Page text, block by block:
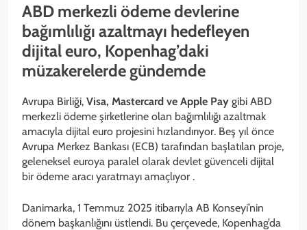
ABD merkezli ödeme devlerine
bağımlılığı azaltmayı hedefleyen
dijital euro, Kopenhag’daki
müzakerelerde gündemde
Avrupa Birliği, Visa, Mastercard ve Apple Pay gibi ABD
merkezli ödeme şirketlerine olan bağımlılığı azaltmak
amacıyla dijital euro projesini hızlandırıyor. Beş yıl önce
Avrupa Merkez Bankası (ECB) tarafından başlatılan proje,
geleneksel euroya paralel olarak devlet güvenceli dijital
bir ödeme aracı yaratmayı amaçlıyor .
Danimarka, 1 Temmuz 2025 itibarıyla AB Konseyi’nin
dönem başkanlığını üstlendi. Bu çerçevede, Kopenhag’da